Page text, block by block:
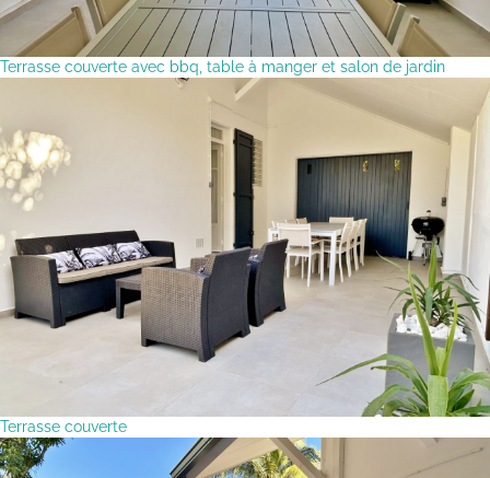
Terrasse couverte avec bbq, table à manger et salon de jardin
Terrasse couverte